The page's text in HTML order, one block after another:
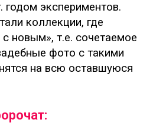
годом экспериментов.
коллекции, где
новым», т.е. сочетаемое
фото с такими
на всю оставшуюся